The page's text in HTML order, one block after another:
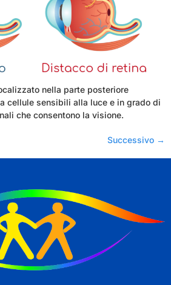
nella parte posteriore
cellule sensibili alla luce e in grado di
che consentono la visione.
Successivo →